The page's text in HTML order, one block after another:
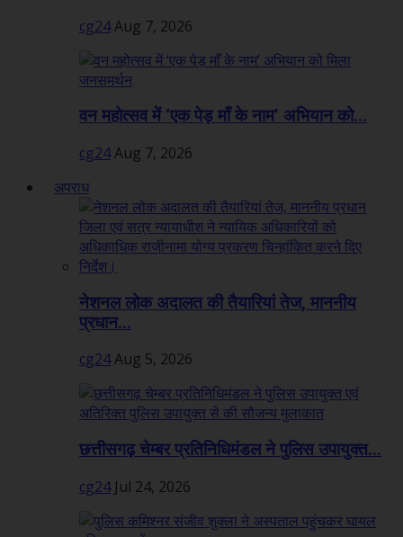
cg24Aug 7, 2026
वन महोत्सव में ‘एक पेड़ माँ के नाम’ अभियान को...
cg24Aug 7, 2026
अपराध
नेशनल लोक अदालत की तैयारियां तेज, माननीय
प्रधान...
cg24Aug 5, 2026
छत्तीसगढ़ चेम्बर प्रतिनिधिमंडल ने पुलिस उपायुक्त...
cg24 Jul 24, 2026